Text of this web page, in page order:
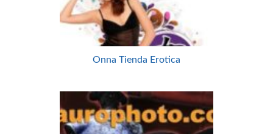
Onna Tienda Erotica